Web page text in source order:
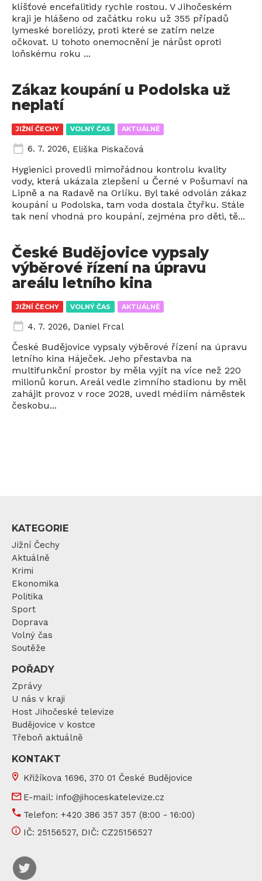
klíšťové encefalitidy rychle rostou. V Jihočeském
kraji je hlášeno od začátku roku už 355 případů
lymeské boreliózy, proti které se zatím nelze
očkovat. U tohoto onemocnění je nárůst oproti
loňskému roku ...
JIŽNÍ ČECHY VOLNÝ ČAS AKTUÁLNĚ
Zákaz koupání u Podolska už
neplatí
6. 7. 2026, Eliška Piskačová
Hygienici provedli mimořádnou kontrolu kvality
vody, která ukázala zlepšení u Černé v Pošumaví na
Lipně a na Radavě na Orlíku. Byl také odvolán zákaz
koupání u Podolska, tam voda dostala čtyřku. Stále
tak není vhodná pro koupání, zejména pro děti, tě...
JIŽNÍ ČECHY VOLNÝ ČAS AKTUÁLNĚ
České Budějovice vypsaly
výběrové řízení na úpravu
areálu letního kina
4. 7. 2026, Daniel Frcal
České Budějovice vypsaly výběrové řízení na úpravu
letního kina Háječek. Jeho přestavba na
multifunkční prostor by měla vyjít na více než 220
milionů korun. Areál vedle zimního stadionu by měl
zahájit provoz v roce 2028, uvedl médiím náměstek
českobu...
KATEGORIE
Jižní Čechy
Aktuálně
Krimi
Ekonomika
Politika
Sport
Doprava
Volný čas
Soutěže
POŘADY
Zprávy
U nás v kraji
Host Jihočeské televize
Budějovice v kostce
Třeboň aktuálně
KONTAKT
Křižíkova 1696, 370 01 České Budějovice
E-mail: info@jihoceskatelevize.cz
Telefon: +420 386 357 357 (8:00 - 16:00)
IČ: 25156527, DIČ: CZ25156527